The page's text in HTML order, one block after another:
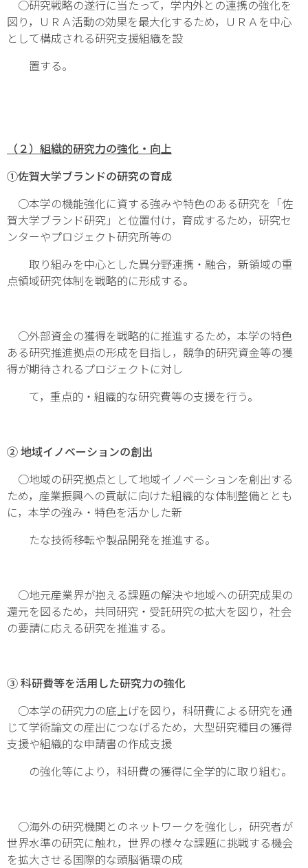
○研究戦略の遂行に当たって，学内外との連携の強化を
図り，ＵＲＡ活動の効果を最大化するため，ＵＲＡを中心
として構成される研究支援組織を設
置する。
（２）組織的研究力の強化・向上
①佐賀大学ブランドの研究の育成
○本学の機能強化に資する強みや特色のある研究を「佐
賀大学ブランド研究」と位置付け，育成するため，研究セ
ンターやプロジェクト研究所等の
取り組みを中心とした異分野連携・融合，新領域の重
点領域研究体制を戦略的に形成する。
○外部資金の獲得を戦略的に推進するため，本学の特色
ある研究推進拠点の形成を目指し，競争的研究資金等の獲
得が期待されるプロジェクトに対し
て，重点的・組織的な研究費等の支援を行う。
② 地域イノベーションの創出
○地域の研究拠点として地域イノベーションを創出する
ため，産業振興への貢献に向けた組織的な体制整備ととも
に，本学の強み・特色を活かした新
たな技術移転や製品開発を推進する。
○地元産業界が抱える課題の解決や地域への研究成果の
還元を図るため，共同研究・受託研究の拡大を図り，社会
の要請に応える研究を推進する。
③ 科研費等を活用した研究力の強化
○本学の研究力の底上げを図り，科研費による研究を通
じて学術論文の産出につなげるため，大型研究種目の獲得
支援や組織的な申請書の作成支援
の強化等により，科研費の獲得に全学的に取り組む。
○海外の研究機関とのネットワークを強化し，研究者が
世界水準の研究に触れ，世界の様々な課題に挑戦する機会
を拡大させる国際的な頭脳循環の成